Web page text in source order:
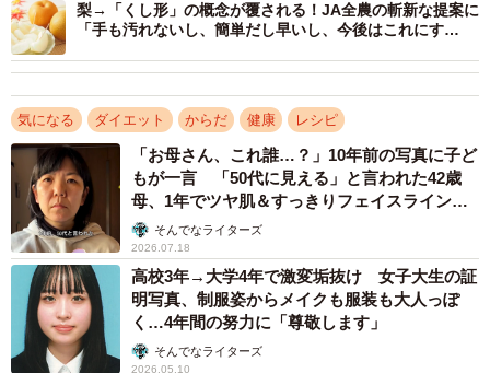
2/6
生地の材料は、豆腐と片栗粉だけ！（提供：@hayuka_chokatsu_sweets
さん）
梨→「くし形」の概念が覆される！JA全農の斬新な提案に
「手も汚れないし、簡単だし早いし、今後はこれにす
気になる ダイエット からだ 健康 レシピ
「お母さん、これ誰…？」10年前の写真に子ど
もが一言 「50代に見える」と言われた42歳
母、1年でツヤ肌＆すっきりフェイスラインに
「ぜんっぜん違います」
そんでなライターズ
2026.07.18
高校3年→大学4年で激変垢抜け 女子大生の証
明写真、制服姿からメイクも服装も大人っぽ
く…4年間の努力に「尊敬します」
そんでなライターズ
2026.05.10